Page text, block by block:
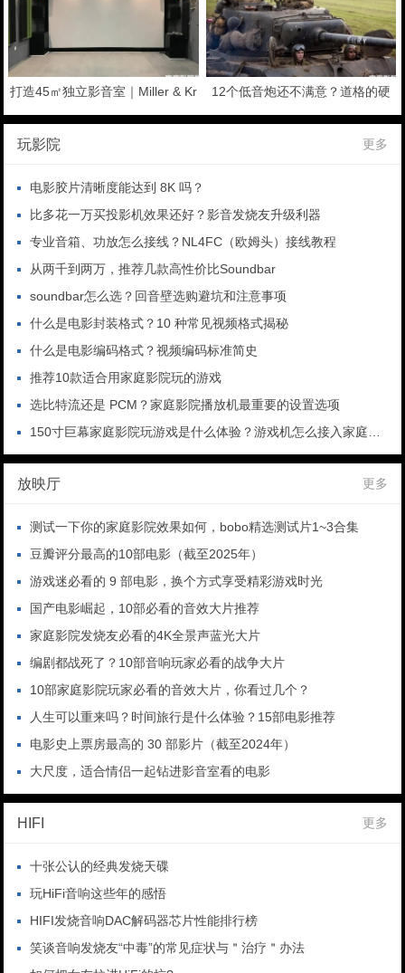
打造45㎡独立影音室｜Miller & Kr
eisel 7.2.4全景声影K一体案例
12个低音炮还不满意？道格的硬
核家庭影院小黑屋
玩影院 更多
电影胶片清晰度能达到 8K 吗？
比多花一万买投影机效果还好？影音发烧友升级利器
专业音箱、功放怎么接线？NL4FC（欧姆头）接线教程
从两千到两万，推荐几款高性价比Soundbar
soundbar怎么选？回音壁选购避坑和注意事项
什么是电影封装格式？10 种常见视频格式揭秘
什么是电影编码格式？视频编码标准简史
推荐10款适合用家庭影院玩的游戏
选比特流还是 PCM？家庭影院播放机最重要的设置选项
150寸巨幕家庭影院玩游戏是什么体验？游戏机怎么接入家庭影院？
放映厅 更多
测试一下你的家庭影院效果如何，bobo精选测试片1~3合集
豆瓣评分最高的10部电影（截至2025年）
游戏迷必看的 9 部电影，换个方式享受精彩游戏时光
国产电影崛起，10部必看的音效大片推荐
家庭影院发烧友必看的4K全景声蓝光大片
编剧都战死了？10部音响玩家必看的战争大片
10部家庭影院玩家必看的音效大片，你看过几个？
人生可以重来吗？时间旅行是什么体验？15部电影推荐
电影史上票房最高的 30 部影片（截至2024年）
大尺度，适合情侣一起钻进影音室看的电影
HIFI 更多
十张公认的经典发烧天碟
玩HiFi音响这些年的感悟
HIFI发烧音响DAC解码器芯片性能排行榜
笑谈音响发烧友“中毒”的常见症状与＂治疗＂办法